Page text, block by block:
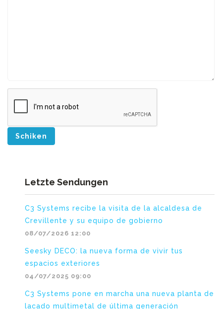
Schiken
Letzte Sendungen
C3 Systems recibe la visita de la alcaldesa de
Crevillente y su equipo de gobierno
08/07/2026 12:00
Seesky DECO: la nueva forma de vivir tus
espacios exteriores
04/07/2025 09:00
C3 Systems pone en marcha una nueva planta de
lacado multimetal de última generación